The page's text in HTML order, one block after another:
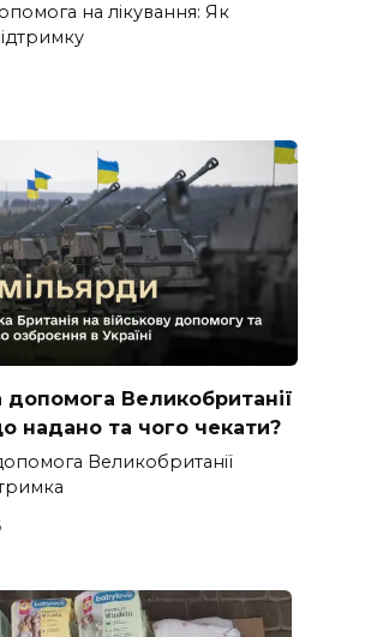
на лікування: Як
допомога Великобританії
надано та чого чекати?
Великобританії